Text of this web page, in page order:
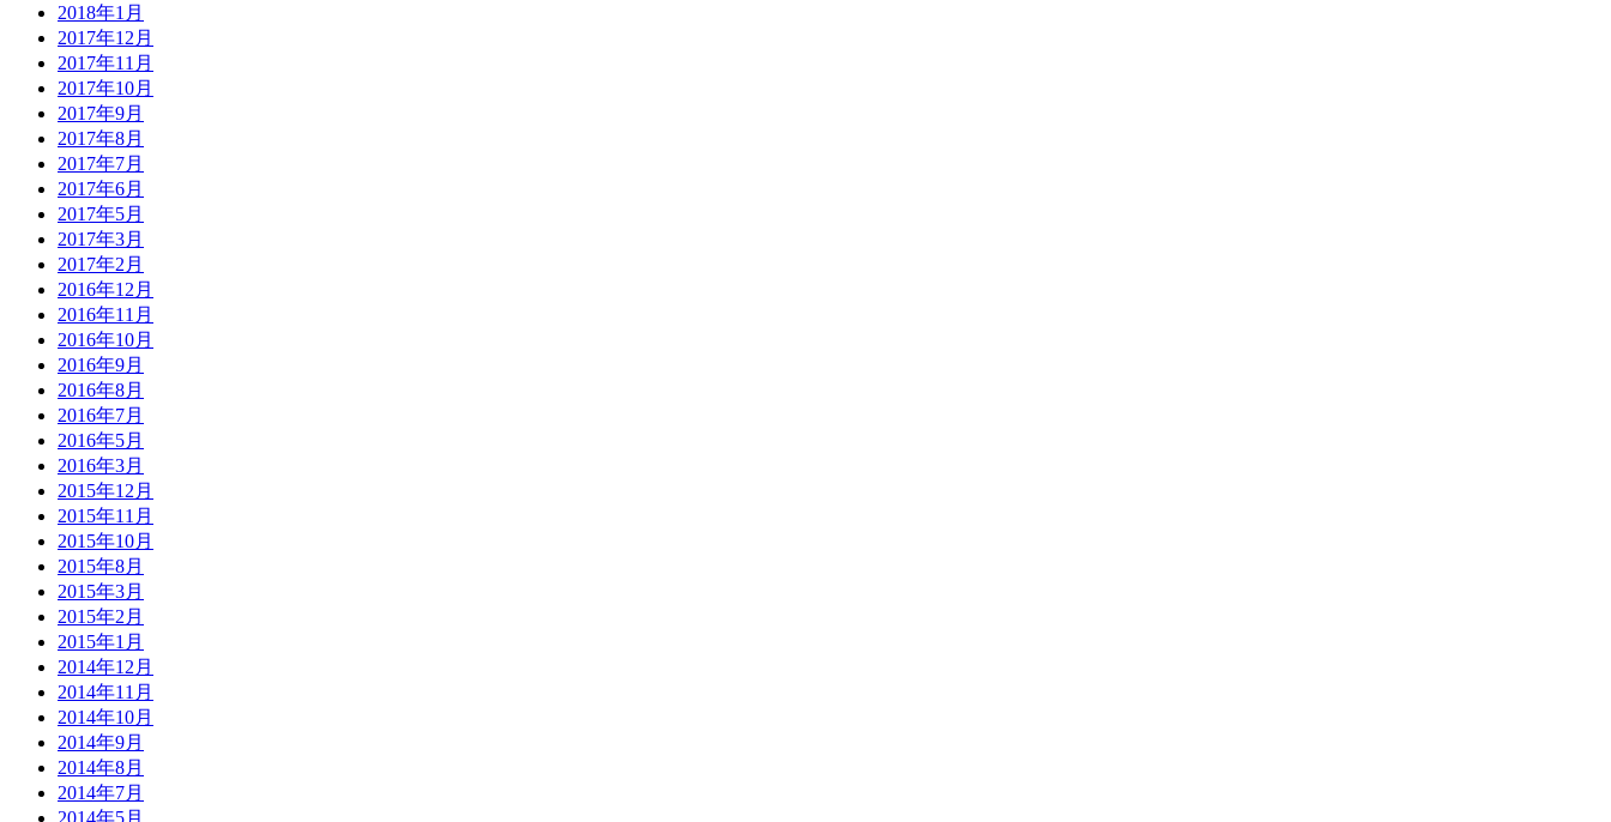
2018年1月
2017年12月
2017年11月
2017年10月
2017年9月
2017年8月
2017年7月
2017年6月
2017年5月
2017年3月
2017年2月
2016年12月
2016年11月
2016年10月
2016年9月
2016年8月
2016年7月
2016年5月
2016年3月
2015年12月
2015年11月
2015年10月
2015年8月
2015年3月
2015年2月
2015年1月
2014年12月
2014年11月
2014年10月
2014年9月
2014年8月
2014年7月